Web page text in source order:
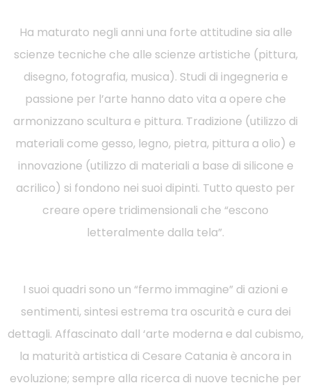
Ha maturato negli anni una forte attitudine sia alle
scienze tecniche che alle scienze artistiche (pittura,
disegno, fotografia, musica). Studi di ingegneria e
passione per l’arte hanno dato vita a opere che
armonizzano scultura e pittura. Tradizione (utilizzo di
materiali come gesso, legno, pietra, pittura a olio) e
innovazione (utilizzo di materiali a base di silicone e
acrilico) si fondono nei suoi dipinti. Tutto questo per
creare opere tridimensionali che “escono
letteralmente dalla tela”.
I suoi quadri sono un “fermo immagine” di azioni e
sentimenti, sintesi estrema tra oscurità e cura dei
dettagli. Affascinato dall ‘arte moderna e dal cubismo,
la maturità artistica di Cesare Catania è ancora in
evoluzione; sempre alla ricerca di nuove tecniche per